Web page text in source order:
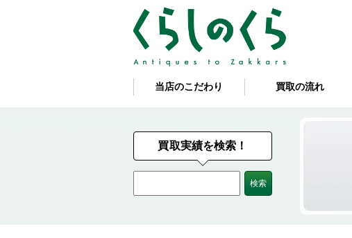
当店のこだわり 買取の流れ
買取実績を検索！